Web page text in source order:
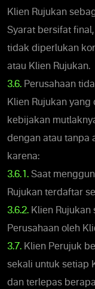
Klien Rujukan
Syarat bersifat
tidak diperlukan
atau Klien Rujukan.
3.6. Perusahaan
Klien Rujukan
kebijakan
dengan atau tanpa
karena:
3.6.1. Saat
Rujukan terdaftar
3.6.2. Klien
Perusahaan oleh
3.7. Klien Perujuk
sekali untuk setiap
dan terlepas